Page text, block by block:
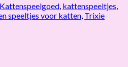
Kattenspeelgoed kattenspeeltjes
speeltjes voor katten Trixie